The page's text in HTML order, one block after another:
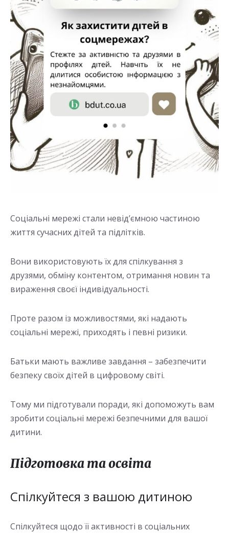
Соціальні мережі стали невід’ємною частиною
життя сучасних дітей та підлітків.
Вони використовують їх для спілкування з
друзями, обміну контентом, отримання новин та
вираження своєї індивідуальності.
Проте разом із можливостями, які надають
соціальні мережі, приходять і певні ризики.
Батьки мають важливе завдання – забезпечити
безпеку своїх дітей в цифровому світі.
Тому ми підготували поради, які допоможуть вам
зробити соціальні мережі безпечними для вашої
дитини.
Підготовка та освіта
Спілкуйтеся з вашою дитиною
Спілкуйтеся щодо її активності в соціальних